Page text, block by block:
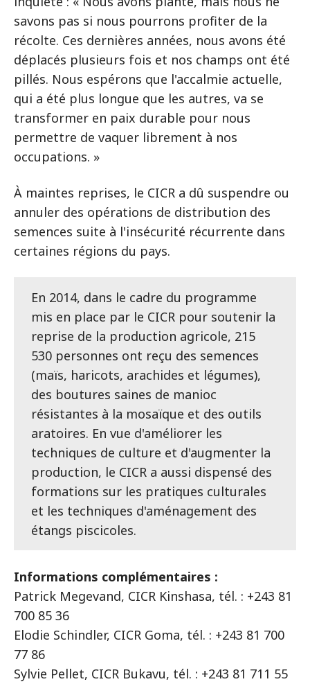
savons pas si nous pourrons profiter de la
récolte. Ces dernières années, nous avons été
déplacés plusieurs fois et nos champs ont été
pillés. Nous espérons que l'accalmie actuelle,
qui a été plus longue que les autres, va se
transformer en paix durable pour nous
permettre de vaquer librement à nos
occupations. »
À maintes reprises, le CICR a dû suspendre ou
annuler des opérations de distribution des
semences suite à l'insécurité récurrente dans
certaines régions du pays.
En 2014, dans le cadre du programme
mis en place par le CICR pour soutenir la
reprise de la production agricole, 215
530 personnes ont reçu des semences
(maïs, haricots, arachides et légumes),
des boutures saines de manioc
résistantes à la mosaïque et des outils
aratoires. En vue d'améliorer les
techniques de culture et d'augmenter la
production, le CICR a aussi dispensé des
formations sur les pratiques culturales
et les techniques d'aménagement des
étangs piscicoles.
Informations complémentaires :
Patrick Megevand, CICR Kinshasa, tél. : +243 81
700 85 36
Elodie Schindler, CICR Goma, tél. : +243 81 700
77 86
Sylvie Pellet, CICR Bukavu, tél. : +243 81 711 55